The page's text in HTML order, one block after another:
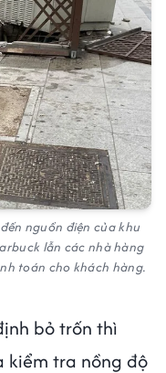
nguồn điện của khu
lẫn các nhà hàng
toán cho khách hàng.
bỏ trốn thì
kiểm tra nồng độ